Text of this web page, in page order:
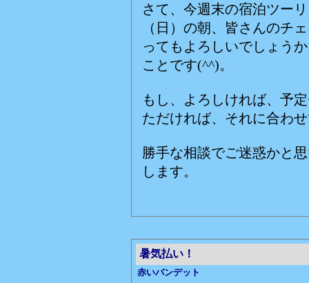
さて、今週末の宿泊ツー
（日）の朝、皆さんのチ
ってもよろしいでしょう
ことです(^^)。
もし、よろしければ、予
ただければ、それに合わ
勝手な相談でご迷惑かと
します。
暑気払い！
赤いバンデット